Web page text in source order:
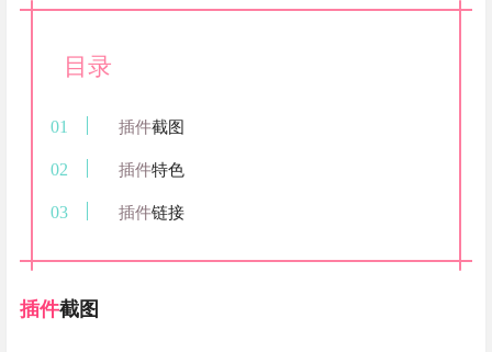
目录
插件截图
插件特色
插件链接
插件截图